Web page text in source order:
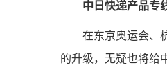
中日快递产品专
在东京奥运会、
的升级，无疑也将给